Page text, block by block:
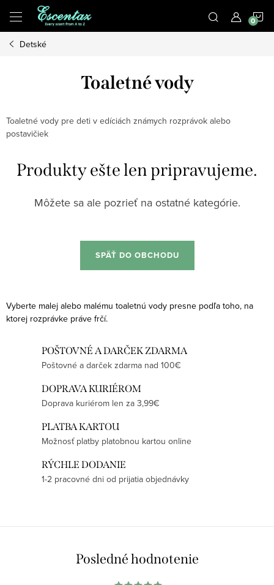
obsah
Detské
Toaletné vody
Toaletné vody pre deti v edíciách známych rozprávok alebo
postavičiek
Produkty ešte len pripravujeme.
Môžete sa ale pozrieť na ostatné kategórie.
SPÄŤ DO OBCHODU
Vyberte malej alebo malému toaletnú vody presne podľa toho, na
ktorej rozprávke práve frčí.
POŠTOVNÉ A DARČEK ZDARMA
Poštovné a darček zdarma nad 100€
DOPRAVA KURIÉROM
Doprava kuriérom len za 3,99€
PLATBA KARTOU
Možnosť platby platobnou kartou online
RÝCHLE DODANIE
1-2 pracovné dni od prijatia objednávky
Posledné hodnotenie